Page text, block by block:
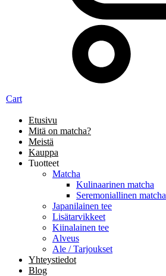
Cart
Etusivu
Mitä on matcha?
Meistä
Kauppa
Tuotteet
Matcha
Kulinaarinen matcha
Seremoniallinen matcha
Japanilainen tee
Lisätarvikkeet
Kiinalainen tee
Alveus
Ale / Tarjoukset
Yhteystiedot
Blog